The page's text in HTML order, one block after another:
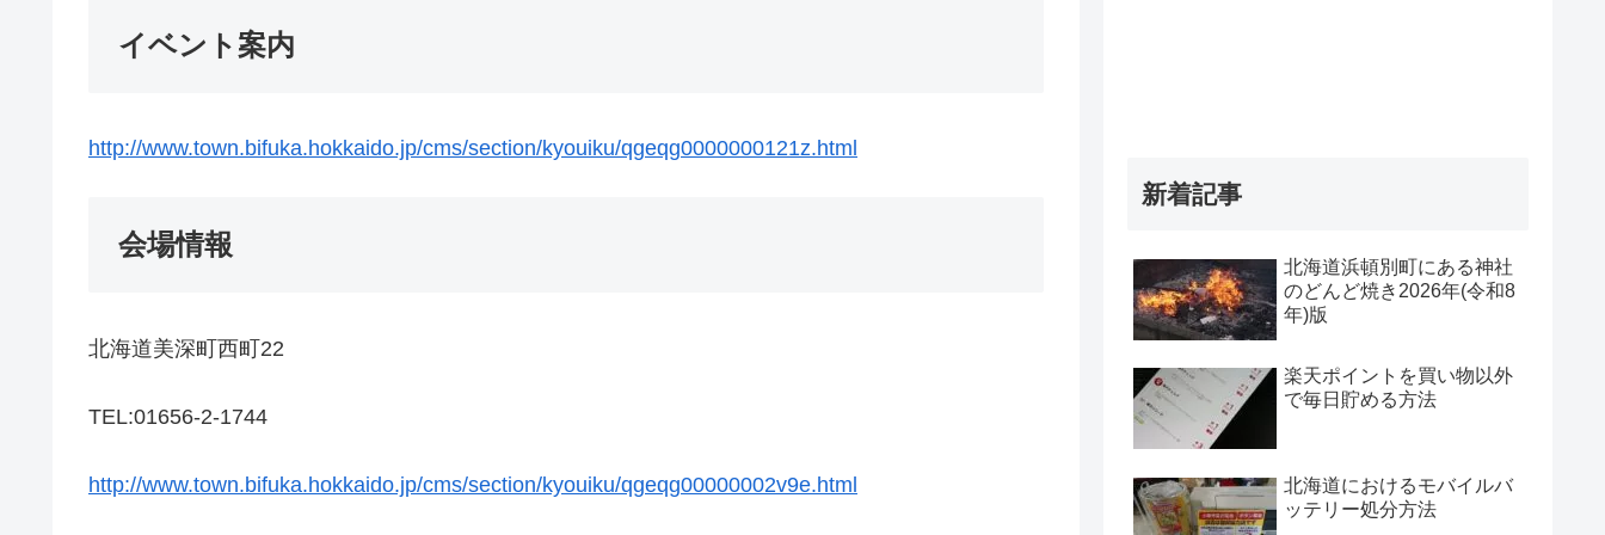
イベント案内
http://www.town.bifuka.hokkaido.jp/cms/section/kyouiku/qgeqg0000000121z.html
会場情報
北海道美深町西町22
TEL:01656-2-1744
http://www.town.bifuka.hokkaido.jp/cms/section/kyouiku/qgeqg00000002v9e.html
新着記事
北海道浜頓別町にある神社
のどんど焼き2026年(令和8
年)版
楽天ポイントを買い物以外
で毎日貯める方法
北海道におけるモバイルバ
ッテリー処分方法